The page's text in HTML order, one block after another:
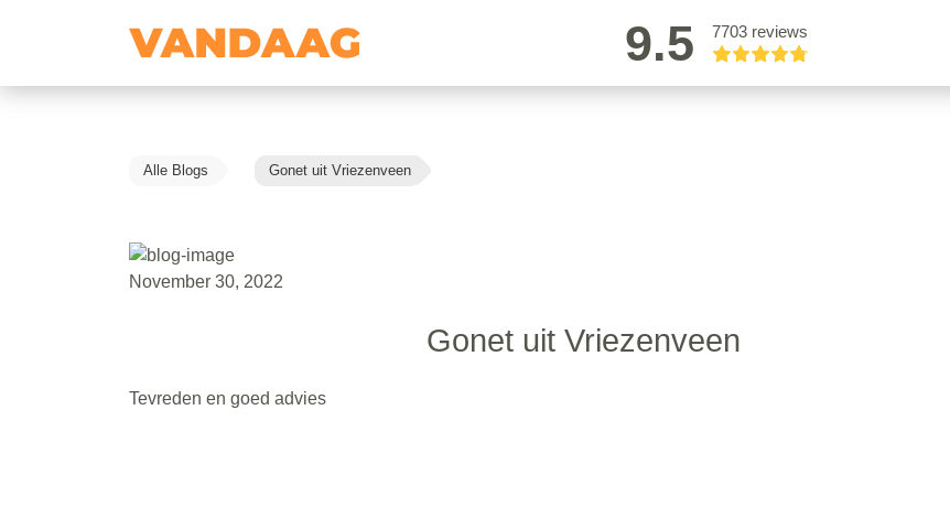
9.5 7703 reviews
Alle Blogs Gonet uit Vriezenveen
November 30, 2022
Gonet uit Vriezenveen
Tevreden en goed advies